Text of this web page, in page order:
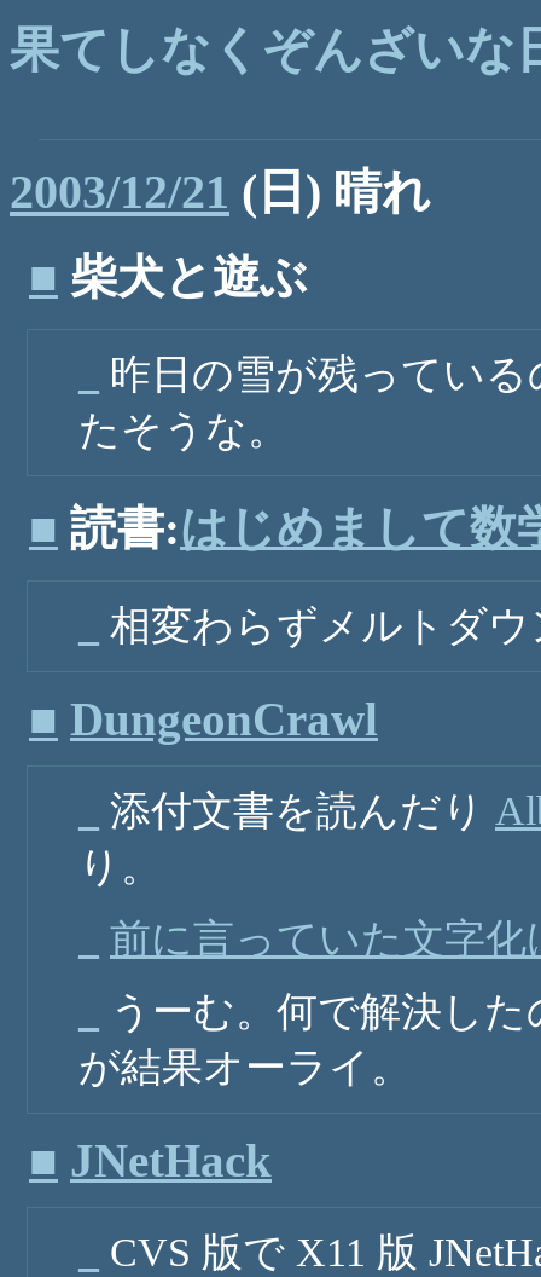
果てしなくぞんざいな
2003/12/21 (日) 晴れ
■ 柴犬と遊ぶ
昨日の雪が残ってい
たそうな。
■ 読書:はじめまして数
相変わらずメルトダ
■ DungeonCrawl
添付文書を読んだり
り。
前に言っていた文字化
うーむ。何で解決し
が結果オーライ。
■ JNetHack
CVS 版で X11 版